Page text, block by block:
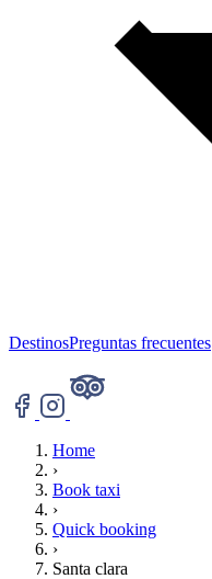
DestinosPreguntas frecuentes
Home
›
Book taxi
›
Quick booking
›
Santa clara